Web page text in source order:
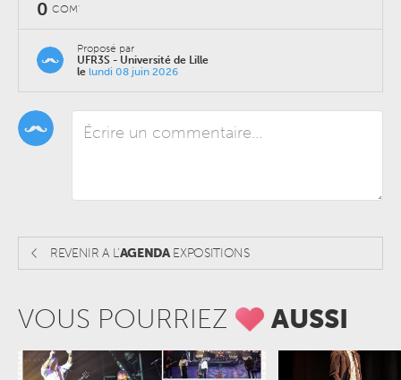
0 COM'
Proposé par
UFR3S - Université de Lille
le lundi 08 juin 2026
REVENIR A L'AGENDAEXPOSITIONS
VOUS POURRIEZ AUSSI